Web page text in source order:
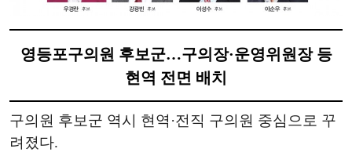
영등포구의원 후보군…구의장·운영위원장 등
현역 전면 배치
구의원 후보군 역시 현역·전직 구의원 중심으로 꾸
려졌다.